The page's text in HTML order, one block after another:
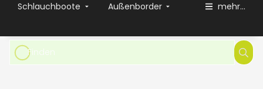
Schlauchboote Außenborder mehr...